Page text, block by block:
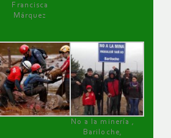
Francisca
Márquez
No a la minería ,
Bariloche,